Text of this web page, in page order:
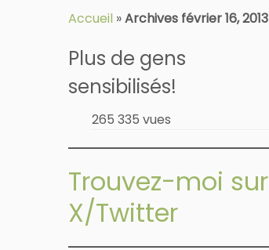
Accueil »Archives février 16, 2013
Plus de gens
sensibilisés!
265 335 vues
Trouvez-moi sur
X/Twitter